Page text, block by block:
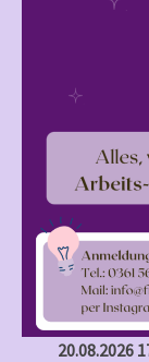
20.08.2026